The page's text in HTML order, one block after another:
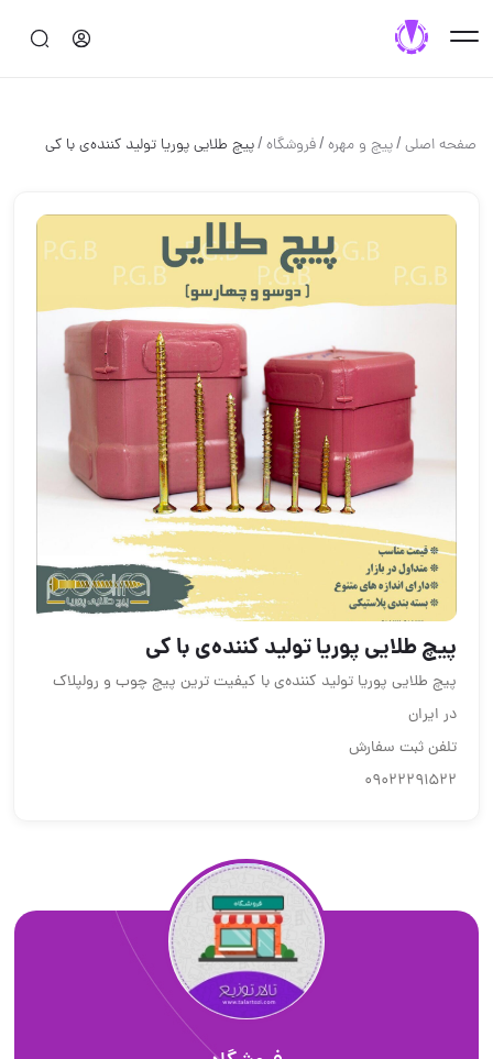
صفحه اصلی/پيچ و مهره/فروشگاه/پیچ طلایی پوریا تولید کننده‌ی با کی
پیچ طلایی پوریا تولید کننده‌ی با کی
پیچ طلایی پوریا تولید کننده‌ی با کیفیت ترین پیچ چوب و رولپلاک
در ایران
تلفن ثبت سفارش
09022291522